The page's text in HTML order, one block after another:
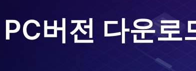
PC버전 다운로